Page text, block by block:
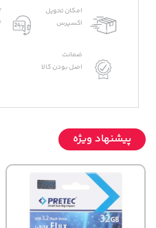
امکان تحویل
اکسپرس
7
ضمانت
اصل بودن کالا
پیشنهاد ویژه